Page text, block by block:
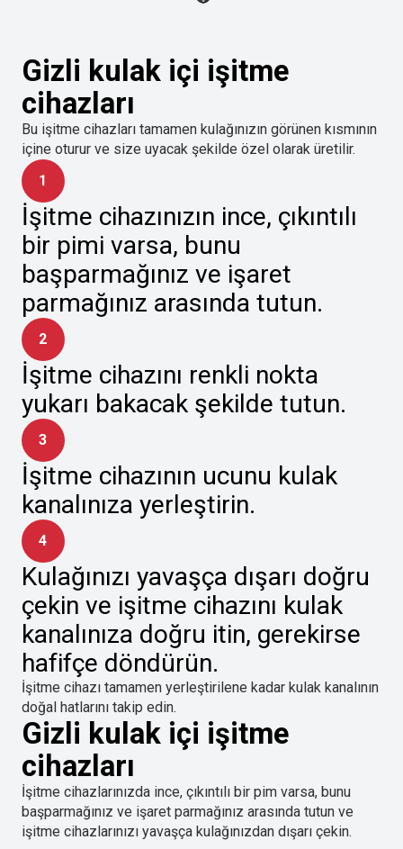
Gizli kulak içi işitme
cihazları
Bu işitme cihazları tamamen kulağınızın görünen kısmının
içine oturur ve size uyacak şekilde özel olarak üretilir.
1
İşitme cihazınızın ince, çıkıntılı
bir pimi varsa, bunu
başparmağınız ve işaret
parmağınız arasında tutun.
2
İşitme cihazını renkli nokta
yukarı bakacak şekilde tutun.
3
İşitme cihazının ucunu kulak
kanalınıza yerleştirin.
4
Kulağınızı yavaşça dışarı doğru
çekin ve işitme cihazını kulak
kanalınıza doğru itin, gerekirse
hafifçe döndürün.
İşitme cihazı tamamen yerleştirilene kadar kulak kanalının
doğal hatlarını takip edin.
Gizli kulak içi işitme
cihazları
İşitme cihazlarınızda ince, çıkıntılı bir pim varsa, bunu
başparmağınız ve işaret parmağınız arasında tutun ve
işitme cihazlarınızı yavaşça kulağınızdan dışarı çekin.